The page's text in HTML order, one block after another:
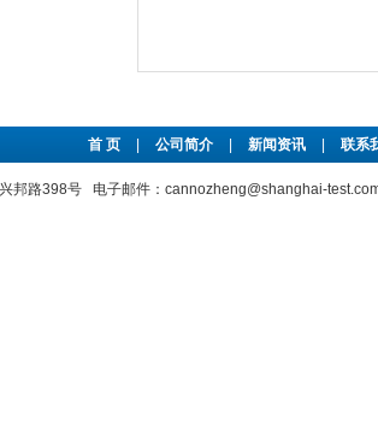
首 页 公司简介 新闻资讯 联系
邦路398号 电子邮件：cannozheng@shanghai-